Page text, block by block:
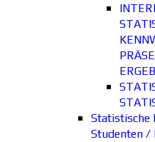
Statistische
Studenten /